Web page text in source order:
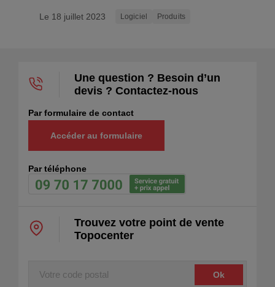
Le 18 juillet 2023 Logiciel Produits
Une question ? Besoin d’un
devis ? Contactez-nous
Par formulaire de contact
Accéder au formulaire
Par téléphone
Trouvez votre point de vente
Topocenter
Votre
code